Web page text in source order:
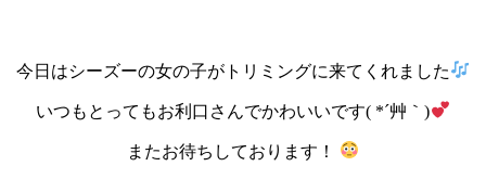
今日はシーズーの女の子がトリミングに来てくれました
いつもとってもお利口さんでかわいいです( *´艸｀)
またお待ちしております！